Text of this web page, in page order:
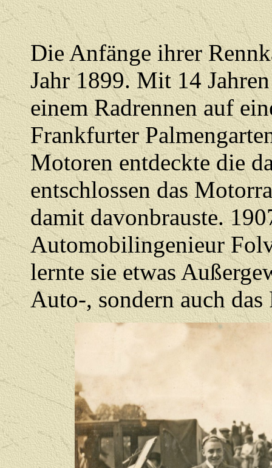
Die Anfänge ihrer
Jahr 1899. Mit 14
einem Radrennen auf
Frankfurter
Motoren entdeckte die
entschlossen das
damit davonbrauste.
Automobilingenieur
lernte sie etwas
Auto-, sondern auch das